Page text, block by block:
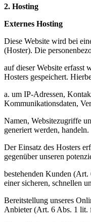
2. Hosting
Externes Hosting
Diese Website wird bei
(Hoster). Die
auf dieser Website erfasst
Hosters gespeichert.
a. um IP-Adressen,
Kommunikationsdaten,
Namen, Websitezugriffe
generiert werden, handeln.
Der Einsatz des Hosters
gegenüber unseren
bestehenden Kunden
einer sicheren, schnellen
Bereitstellung unseres
Anbieter (Art. 6 Abs. 1